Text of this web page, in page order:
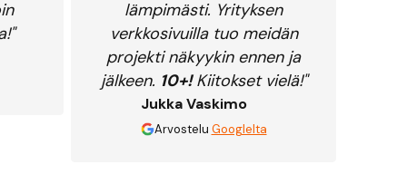
lämpimästi. Yrityksen
verkkosivuilla tuo meidän
projekti näkyykin ennen ja
jälkeen. 10+!Kiitokset vielä!"
Jukka Vaskimo
Arvostelu Googlelta